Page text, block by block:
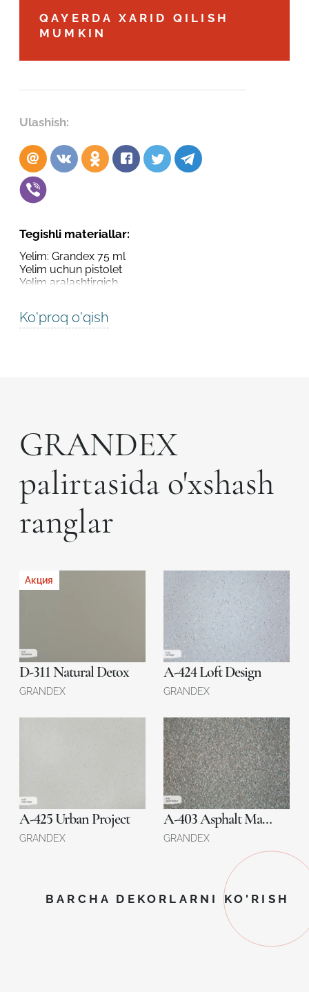
QAYERDA XARID QILISH
MUMKIN
Ulashish:
Tegishli materiallar:
Yelim: Grandex 75 ml
Yelim uchun pistolet
Yelim aralashtirgich
Ko'proq o'qish
GRANDEX
palirtasida o'xshash
ranglar
Акция
D-311 Natural Detox
GRANDEX
A-424 Loft Design
GRANDEX
A-425 Urban Project
GRANDEX
A-403 Asphalt Material
GRANDEX
BARCHA DEKORLARNI KO'RISH
Robot emasligingizni tasdiqlang
ARIZANI YUBORISH
Robot emasligingizni tasdiqlang